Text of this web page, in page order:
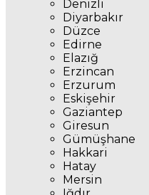
Denizli
Diyarbakır
Düzce
Edirne
Elazığ
Erzincan
Erzurum
Eskişehir
Gaziantep
Giresun
Gümüşhane
Hakkari
Hatay
Mersin